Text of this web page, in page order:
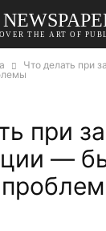
THE ART OF
Что делать при
при
—